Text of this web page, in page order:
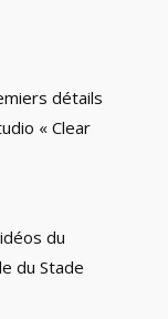
détails
« Clear
du
du Stade